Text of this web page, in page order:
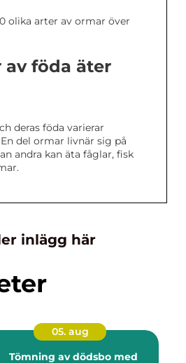
olika arter av ormar över
föda äter
deras föda varierar
del ormar livnär sig på
andra kan äta fåglar, fisk
inlägg här
05. aug
Tömning av dödsbo med